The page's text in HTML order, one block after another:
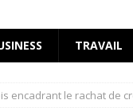
TRAVAIL
encadrant le rachat de